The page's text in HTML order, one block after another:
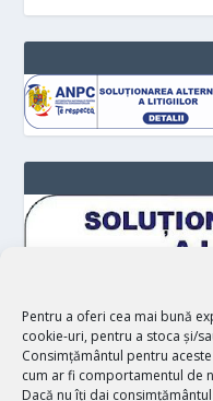
Pentru a oferi cea mai bună
cookie-uri, pentru a stoca și/
Consimțământul pentru
cum ar fi comportamentul de
Dacă nu îți dai